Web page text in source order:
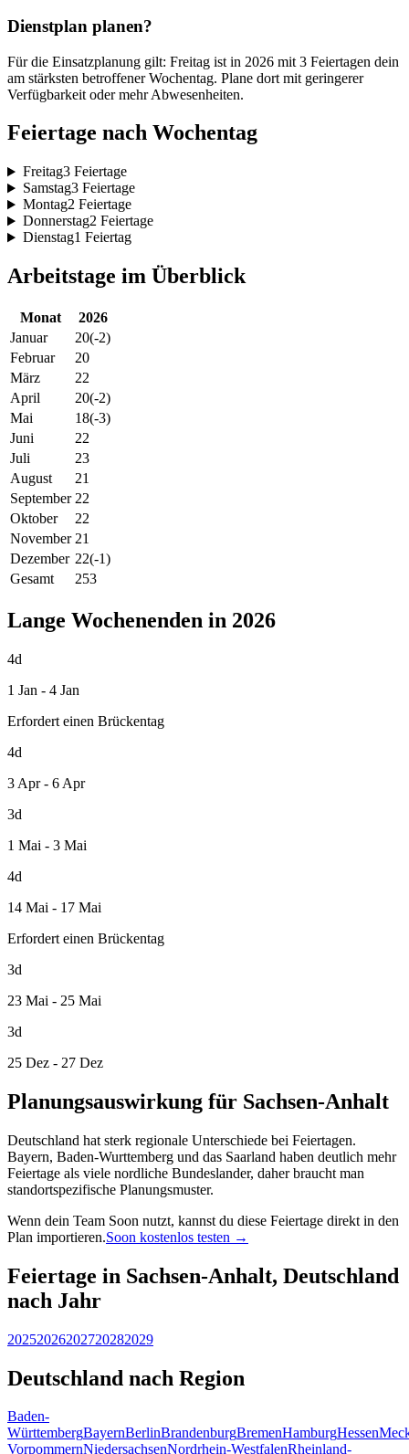
Dienstplan planen?
Für die Einsatzplanung gilt: Freitag ist in 2026 mit 3 Feiertagen dein
am stärksten betroffener Wochentag. Plane dort mit geringerer
Verfügbarkeit oder mehr Abwesenheiten.
Feiertage nach Wochentag
Freitag3 Feiertage
Samstag3 Feiertage
Montag2 Feiertage
Donnerstag2 Feiertage
Dienstag1 Feiertag
Arbeitstage im Überblick
Monat
2026
Januar
20(-2)
Februar
20
März
22
April
20(-2)
Mai
18(-3)
Juni
22
Juli
23
August
21
September 22
Oktober
22
November 21
Dezember 22(-1)
Gesamt
253
Lange Wochenenden in 2026
4d
1 Jan - 4 Jan
Erfordert einen Brückentag
4d
3 Apr - 6 Apr
3d
1 Mai - 3 Mai
4d
14 Mai - 17 Mai
Erfordert einen Brückentag
3d
23 Mai - 25 Mai
3d
25 Dez - 27 Dez
Planungsauswirkung für Sachsen-Anhalt
Deutschland hat sterk regionale Unterschiede bei Feiertagen.
Bayern, Baden-Wurttemberg und das Saarland haben deutlich mehr
Feiertage als viele nordliche Bundeslander, daher braucht man
standortspezifische Planungsmuster.
Wenn dein Team Soon nutzt, kannst du diese Feiertage direkt in den
Plan importieren.Soon kostenlos testen →
Feiertage in Sachsen-Anhalt, Deutschland
nach Jahr
20252026202720282029
Deutschland nach Region
Baden-
WürttembergBayernBerlinBrandenburgBremenHamburgHessen
VorpommernNiedersachsenNordrhein-WestfalenRheinland-